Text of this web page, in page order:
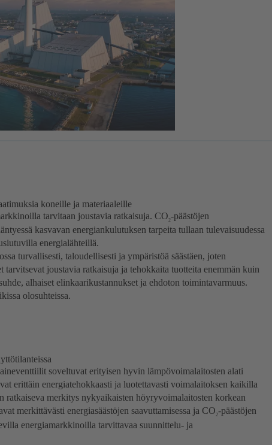
koneille ja materiaaleille
tarvitaan joustavia ratkaisuja. CO2-päästöjen
kasvavan energiankulutuksen tarpeita tullaan tulevaisuudessa
energialähteillä.
turvallisesti, taloudellisesti ja ympäristöä säästäen, joten
tarvitsevat joustavia ratkaisuja ja tehokkaita tuotteita enemmän kuin
alhaiset elinkaarikustannukset ja ehdoton toimintavarmuus.
olosuhteissa.
soveltuvat erityisen hyvin lämpövoimalaitosten alati
erittäin energiatehokkaasti ja luotettavasti voimalaitoksen kaikilla
ratkaiseva merkitys nykyaikaisten höyryvoimalaitosten korkean
merkittävästi energiasäästöjen saavuttamisessa ja CO2-päästöjen
energiamarkkinoilla tarvittavaa suunnittelu- ja